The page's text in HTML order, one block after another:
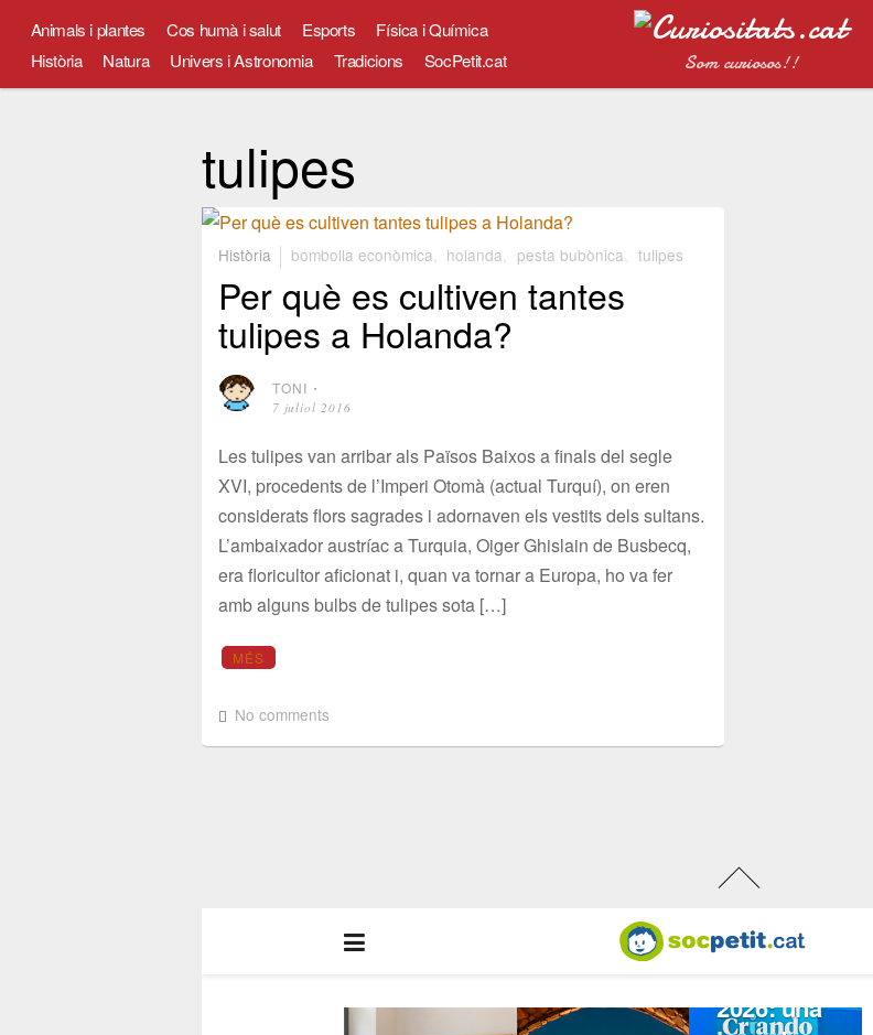
Som curiosos!!
Animals i plantes Cos humà i salut Esports
Física i Química
Història
Natura Univers i Astronomia Tradicions SocPetit.cat
tulipes
Història bombolla econòmica, holanda, pesta bubònica, tulipes
Per què es cultiven tantes
tulipes a Holanda?
TONI ⋅
7 juliol 2016
Les tulipes van arribar als Països Baixos a finals del segle
XVI, procedents de l’Imperi Otomà (actual Turquí), on eren
considerats flors sagrades i adornaven els vestits dels sultans.
L’ambaixador austríac a Turquia, Oiger Ghislain de Busbecq,
era floricultor aficionat i, quan va tornar a Europa, ho va fer
amb alguns bulbs de tulipes sota […]
MÉS
No comments